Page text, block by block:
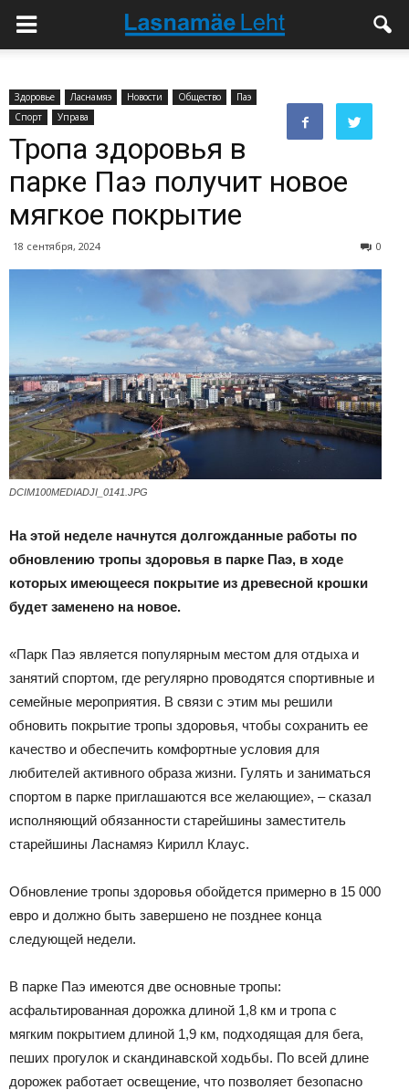
Здоровье Ласнамяэ Новости Общество
Паэ
Спорт
Управа
Тропа здоровья в
парке Паэ получит новое
мягкое покрытие
18 сентября, 2024 0
DCIM100MEDIADJI_0141.JPG
На этой неделе начнутся долгожданные работы по
обновлению тропы здоровья в парке Паэ, в ходе
которых имеющееся покрытие из древесной крошки
будет заменено на новое.
«Парк Паэ является популярным местом для отдыха и
занятий спортом, где регулярно проводятся спортивные и
семейные мероприятия. В связи с этим мы решили
обновить покрытие тропы здоровья, чтобы сохранить ее
качество и обеспечить комфортные условия для
любителей активного образа жизни. Гулять и заниматься
спортом в парке приглашаются все желающие», – сказал
исполняющий обязанности старейшины заместитель
старейшины Ласнамяэ Кирилл Клаус.
Обновление тропы здоровья обойдется примерно в 15 000
евро и должно быть завершено не позднее конца
следующей недели.
В парке Паэ имеются две основные тропы:
асфальтированная дорожка длиной 1,8 км и тропа с
мягким покрытием длиной 1,9 км, подходящая для бега,
пеших прогулок и скандинавской ходьбы. По всей длине
дорожек работает освещение, что позволяет безопасно